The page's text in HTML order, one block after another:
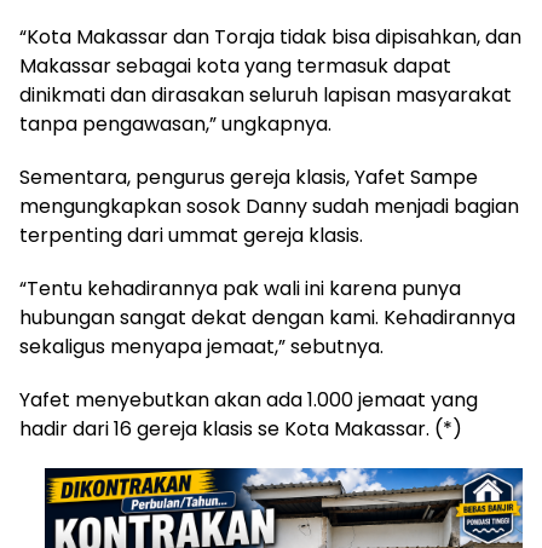
“Kota Makassar dan Toraja tidak bisa dipisahkan, dan
Makassar sebagai kota yang termasuk dapat
dinikmati dan dirasakan seluruh lapisan masyarakat
tanpa pengawasan,” ungkapnya.
Sementara, pengurus gereja klasis, Yafet Sampe
mengungkapkan sosok Danny sudah menjadi bagian
terpenting dari ummat gereja klasis.
“Tentu kehadirannya pak wali ini karena punya
hubungan sangat dekat dengan kami. Kehadirannya
sekaligus menyapa jemaat,” sebutnya.
Yafet menyebutkan akan ada 1.000 jemaat yang
hadir dari 16 gereja klasis se Kota Makassar. (*)